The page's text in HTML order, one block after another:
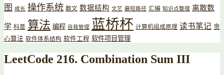
图
成长 操作系统 散文 数据结构 文艺 最短路径 汇编 知识点整理 离散数
学 科普 算法 编程 自我管理 蓝桥杯 计算机组成原理 读书笔记 贪
心算法 软件体系结构 软件工程 软件项目管理
LeetCode 216. Combination Sum III